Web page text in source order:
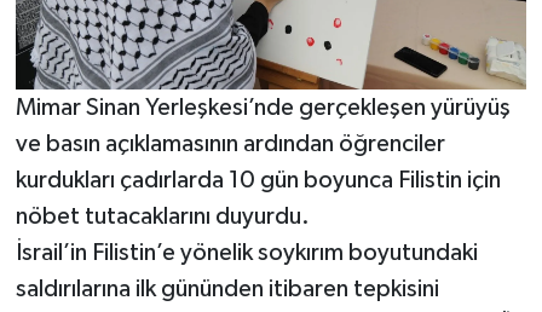
Mimar Sinan Yerleşkesi’nde gerçekleşen yürüyüş
ve basın açıklamasının ardından öğrenciler
kurdukları çadırlarda 10 gün boyunca Filistin için
nöbet tutacaklarını duyurdu.
İsrail’in Filistin’e yönelik soykırım boyutundaki
saldırılarına ilk gününden itibaren tepkisini